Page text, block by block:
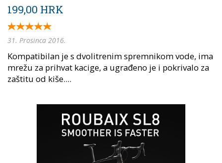
199,00 HRK
31. Prosinca 2016.
Kompatibilan je s dvolitrenim spremnikom vode, ima
mrežu za prihvat kacige, a ugrađeno je i pokrivalo za
zaštitu od kiše....